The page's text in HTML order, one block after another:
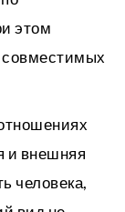
этом
совместимых
и внешняя
человека,